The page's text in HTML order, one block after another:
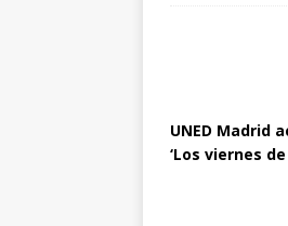
UNED Madrid
‘Los viernes